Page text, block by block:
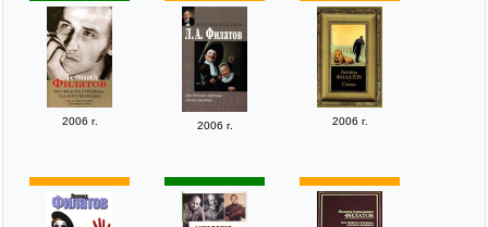
2006 г. 2006 г. 2006 г.